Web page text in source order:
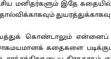
மனிதர்களும் இதே
கொண்டாலும் என்னைப்
சோகமயமானக் கதைகளை